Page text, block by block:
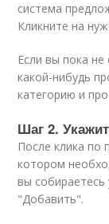
система
Кликните на
Если вы пока
какой-нибудь
категорию и
Шаг 2.
После клика по
котором
вы
"Добавить".